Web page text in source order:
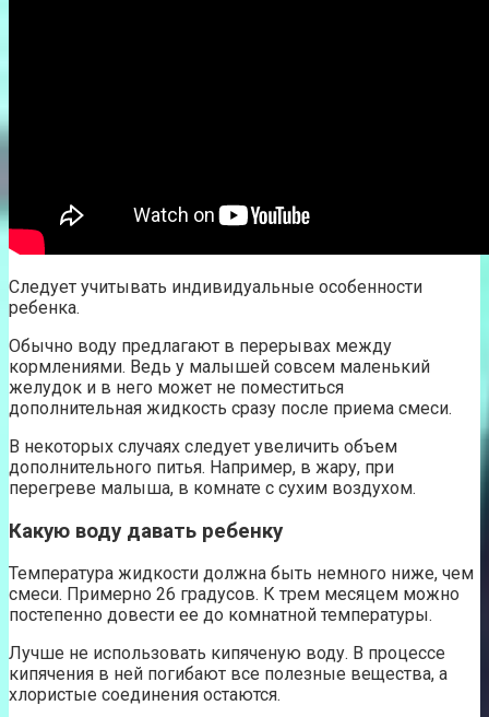
Следует учитывать индивидуальные особенности
ребенка.
Обычно воду предлагают в перерывах между
кормлениями. Ведь у малышей совсем маленький
желудок и в него может не поместиться
дополнительная жидкость сразу после приема смеси.
В некоторых случаях следует увеличить объем
дополнительного питья. Например, в жару, при
перегреве малыша, в комнате с сухим воздухом.
Какую воду давать ребенку
Температура жидкости должна быть немного ниже, чем
смеси. Примерно 26 градусов. К трем месяцем можно
постепенно довести ее до комнатной температуры.
Лучше не использовать кипяченую воду. В процессе
кипячения в ней погибают все полезные вещества, а
хлористые соединения остаются.